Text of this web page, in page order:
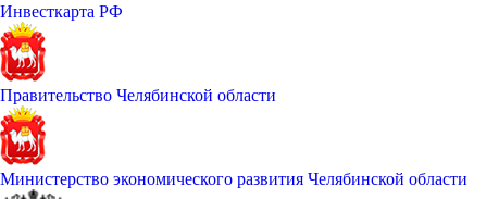
Инвесткарта РФ
Правительство Челябинской области
Министерство экономического развития Челябинской области